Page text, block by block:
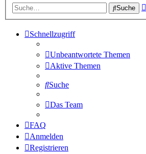
Suche
Schnellzugriff
Unbeantwortete Themen
Aktive Themen
Suche
Das Team
FAQ
Anmelden
Registrieren